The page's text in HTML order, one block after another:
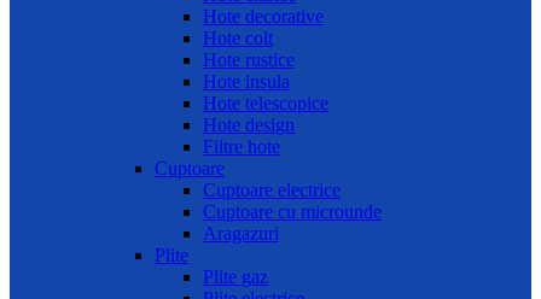
Hote decorative
Hote colt
Hote rustice
Hote insula
Hote telescopice
Hote design
Filtre hote
Cuptoare
Cuptoare electrice
Cuptoare cu microunde
Aragazuri
Plite
Plite gaz